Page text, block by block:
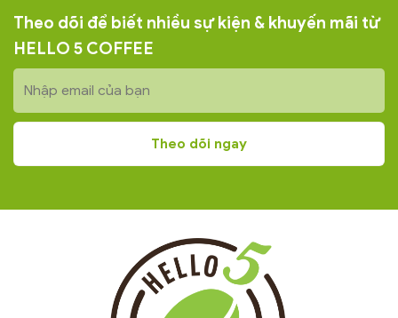
Theo dõi để biết nhiều sự kiện & khuyến mãi từ
HELLO 5 COFFEE